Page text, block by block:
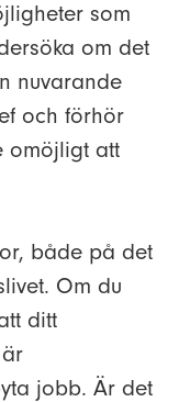
som
om det
nuvarande
och förhör
omöjligt att
både på det
Om du
ditt
jobb. Är det